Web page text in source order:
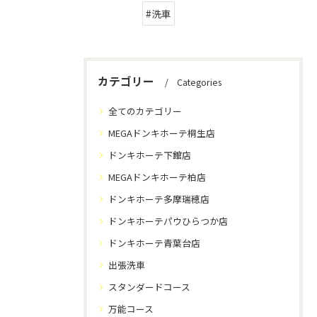
#洗車
カテゴリー Categories
全てのカテゴリー
MEGAドンキホーテ桐生店
ドンキホーテ下館店
MEGAドンキホーテ柏店
ドンキホーテ多摩瑞穂店
ドンキホーテパウひらつか店
ドンキホーテ青葉台店
出張洗車
スタンダードコース
万能コース